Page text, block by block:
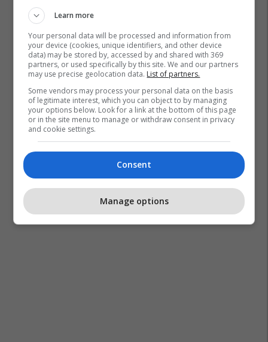
Learn more
Your personal data will be processed and information from
your device (cookies, unique identifiers, and other device
data) may be stored by, accessed by and shared with 369
partners, or used specifically by this site. We and our partners
may use precise geolocation data. List of partners.
Some vendors may process your personal data on the basis
of legitimate interest, which you can object to by managing
your options below. Look for a link at the bottom of this page
or in the site menu to manage or withdraw consent in privacy
and cookie settings.
Consent
Manage options